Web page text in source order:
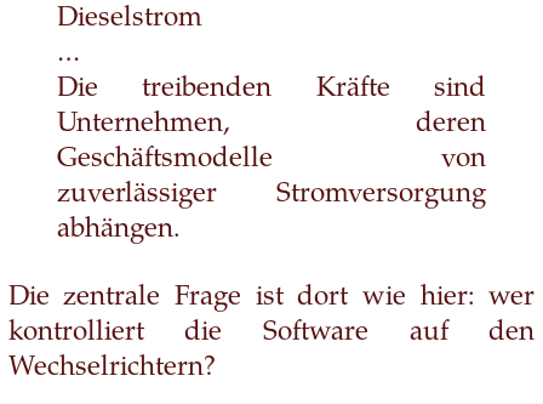
Dieselstrom
…
Die treibenden Kräfte sind
Unternehmen, deren
Geschäftsmodelle von
zuverlässiger Stromversorgung
abhängen.
Die zentrale Frage ist dort wie hier: wer
kontrolliert die Software auf den
Wechselrichtern?